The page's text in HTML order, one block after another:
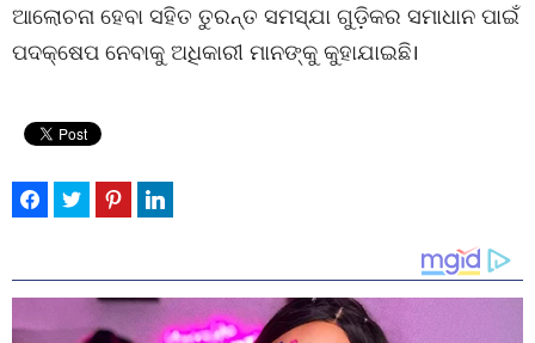
ଆଲୋଚନା ହେବା ସହିତ ତୁରନ୍ତ ସମସ୍ଯା ଗୁଡ଼ିକର ସମାଧାନ ପାଇଁ
ପଦକ୍ଷେପ ନେବାକୁ ଅଧିକାରୀ ମାନଙ୍କୁ କୁହାଯାଇଛି।